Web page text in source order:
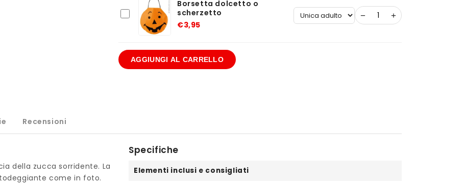
Borsetta dolcetto o
scherzetto
€3,95
− +
AGGIUNGI AL CARRELLO
Recensioni
della zucca sorridente. La
come in foto.
Specifiche
Elementi inclusi e consigliati